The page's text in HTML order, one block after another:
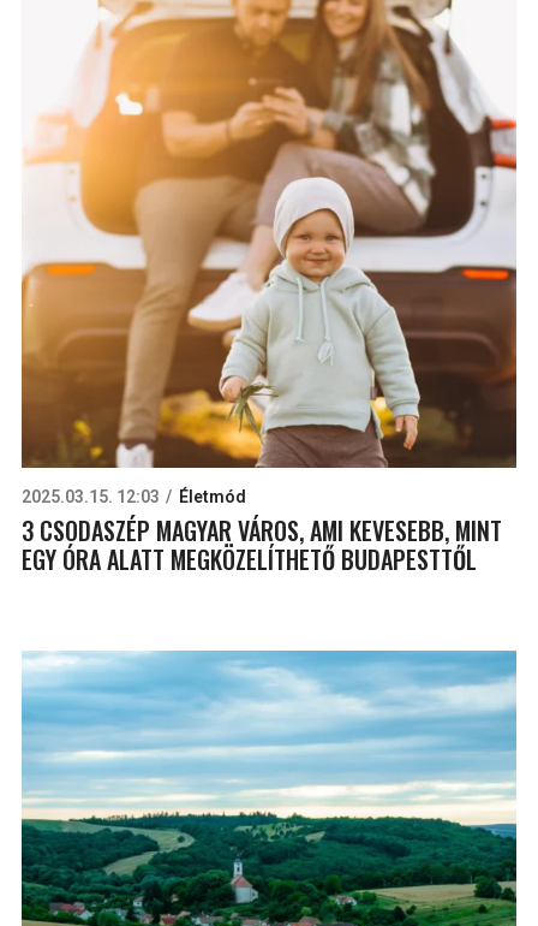
2025.03.15. 12:03 Életmód
3 CSODASZÉP MAGYAR VÁROS, AMI KEVESEBB, MINT
EGY ÓRA ALATT MEGKÖZELÍTHETŐ BUDAPESTTŐL